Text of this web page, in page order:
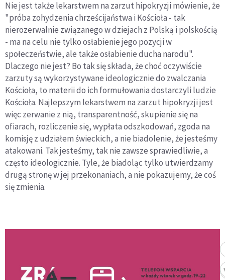
Nie jest także lekarstwem na zarzut hipokryzji mówienie, że
"próba zohydzenia chrześcijaństwa i Kościoła - tak
nierozerwalnie związanego w dziejach z Polską i polskością
- ma na celu nie tylko osłabienie jego pozycji w
społeczeństwie, ale także osłabienie ducha narodu".
Dlaczego nie jest? Bo tak się składa, że choć oczywiście
zarzuty są wykorzystywane ideologicznie do zwalczania
Kościoła, to materii do ich formułowania dostarczyli ludzie
Kościoła. Najlepszym lekarstwem na zarzut hipokryzji jest
więc zerwanie z nią, transparentność, skupienie się na
ofiarach, rozliczenie się, wypłata odszkodowań, zgoda na
komisję z udziałem świeckich, a nie biadolenie, że jesteśmy
atakowani. Tak jesteśmy, tak nie zawsze sprawiedliwie, a
często ideologicznie. Tyle, że biadoląc tylko utwierdzamy
drugą stronę w jej przekonaniach, a nie pokazujemy, że coś
się zmienia.